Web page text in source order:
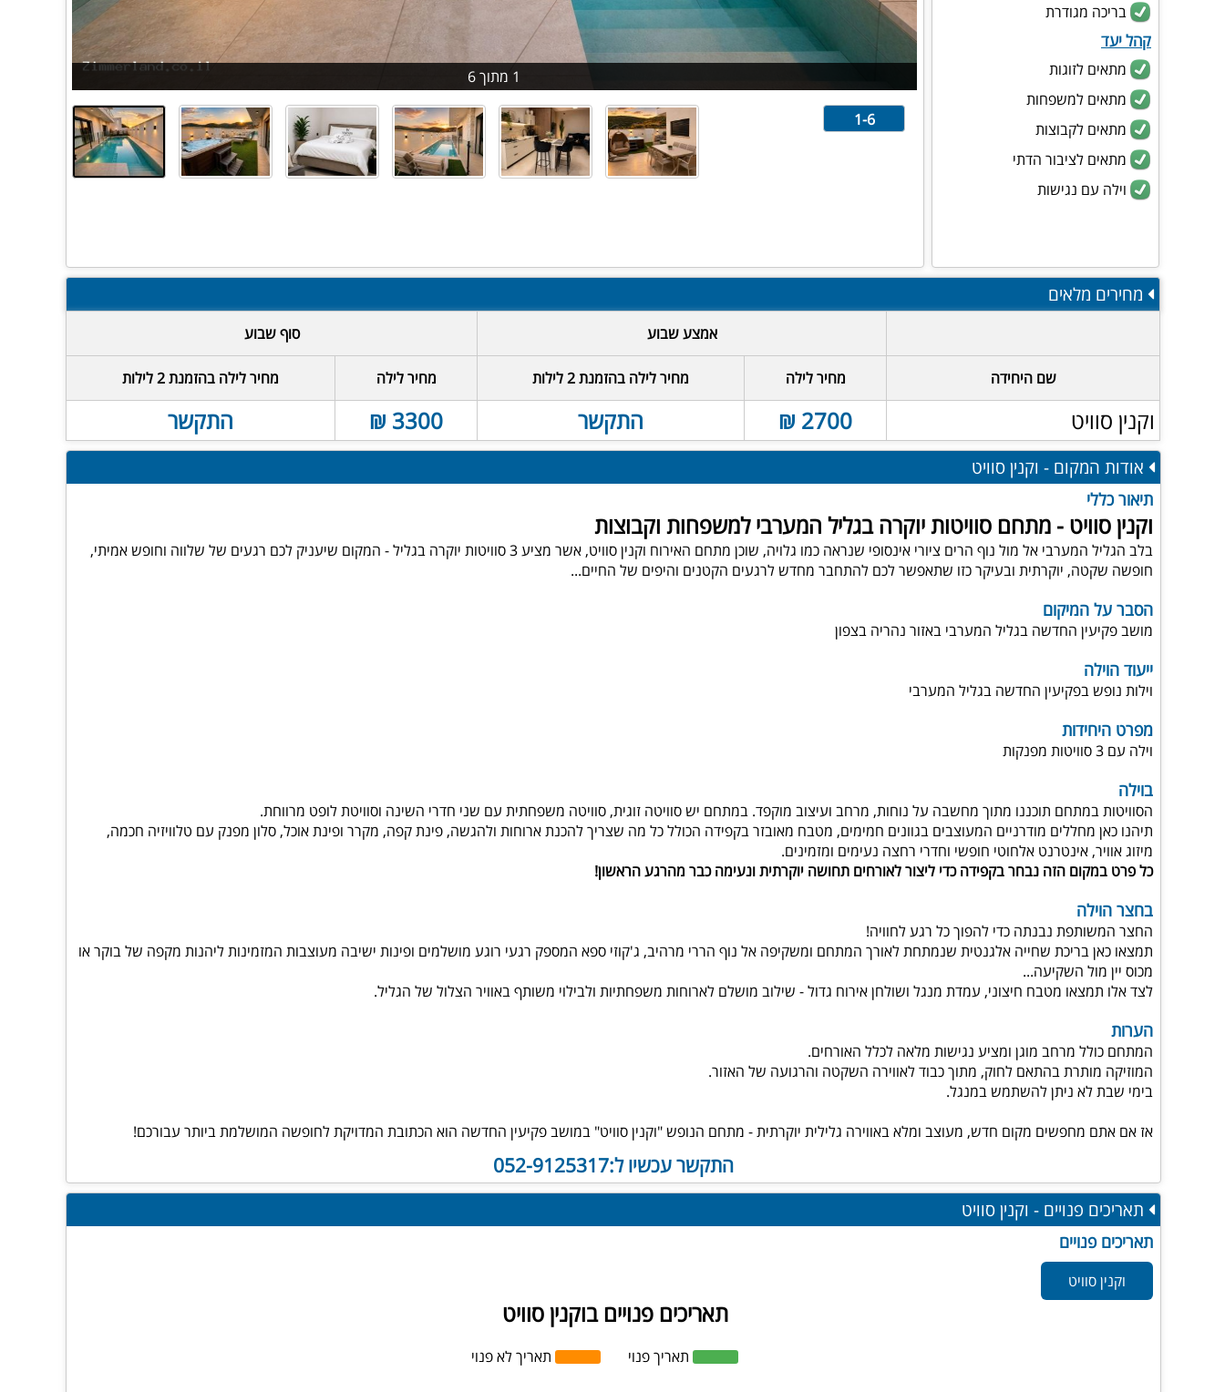
1 מתוך 6
1-6
מחירים מלאים
אמצע שבוע סוף שבוע
שם היחידה מחיר לילה מחיר לילה בהזמנת 2 לילות מחיר לילה מחיר לילה בהזמנת 2 לילות
וקנין סוויט 2700 ₪ התקשר 3300 ₪ התקשר
אודות המקום - וקנין סוויט
תיאור כללי
וקנין סוויט - מתחם סוויטות יוקרה בגליל המערבי למשפחות וקבוצות
בלב הגליל המערבי אל מול נוף הרים ציורי אינסופי שנראה כמו גלויה, שוכן מתחם האירוח וקנין סוויט, אשר מציע 3 סוויטות יוקרה בגליל - המקום שיעניק לכם רגעים של שלווה וחופש אמיתי,
חופשה שקטה, יוקרתית ובעיקר כזו שתאפשר לכם להתחבר מחדש לרגעים הקטנים והיפים של החיים...
הסבר על המיקום
מושב פקיעין החדשה בגליל המערבי באזור נהריה בצפון
ייעוד הוילה
וילות נופש בפקיעין החדשה בגליל המערבי
מפרט היחידות
וילה עם 3 סוויטות מפנקות
בוילה
הסוויטות במתחם תוכננו מתוך מחשבה על נוחות, מרחב ועיצוב מוקפד. במתחם יש סוויטה זוגית, סוויטה משפחתית עם שני חדרי השינה וסוויטת לופט מרווחת.
תיהנו כאן מחללים מודרניים המעוצבים בגוונים חמימים, מטבח מאובזר בקפידה הכולל כל מה שצריך להכנת ארוחות ולהגשה, פינת קפה, מקרר ופינת אוכל, סלון מפנק עם טלוויזיה חכמה,
מיזוג אוויר, אינטרנט אלחוטי חופשי וחדרי רחצה נעימים ומזמינים.
כל פרט במקום הזה נבחר בקפידה כדי ליצור לאורחים תחושה יוקרתית ונעימה כבר מהרגע הראשון!
בחצר הוילה
החצר המשותפת נבנתה כדי להפוך כל רגע לחוויה!
תמצאו כאן בריכת שחייה אלגנטית שנמתחת לאורך המתחם ומשקיפה אל נוף הררי מרהיב, ג'קוזי ספא המספק רגעי רוגע מושלמים ופינות ישיבה מעוצבות המזמינות ליהנות מקפה של בוקר או
מכוס יין מול השקיעה...
לצד אלו תמצאו מטבח חיצוני, עמדת מנגל ושולחן אירוח גדול - שילוב מושלם לארוחות משפחתיות ולבילוי משותף באוויר הצלול של הגליל.
הערות
המתחם כולל מרחב מוגן ומציע נגישות מלאה לכלל האורחים.
המוזיקה מותרת בהתאם לחוק, מתוך כבוד לאווירה השקטה והרגועה של האזור.
בימי שבת לא ניתן להשתמש במנגל.
אז אם אתם מחפשים מקום חדש, מעוצב ומלא באווירה גלילית יוקרתית - מתחם הנופש "וקנין סוויט" במושב פקיעין החדשה הוא הכתובת המדויקת לחופשה המושלמת ביותר עבורכם!
התקשר עכשיו ל:052-9125317
תאריכים פנויים - וקנין סוויט
תאריכים פנויים
וקנין סוויט
בריכה מגודרת
קהל יעד
מתאים לזוגות
מתאים למשפחות
מתאים לקבוצות
מתאים לציבור הדתי
וילה עם נגישות